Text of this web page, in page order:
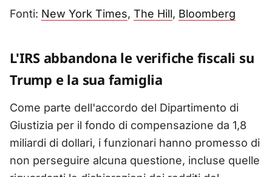
Fonti: New York Times, The Hill, Bloomberg
L'IRS abbandona le verifiche fiscali su
Trump e la sua famiglia
Come parte dell'accordo del Dipartimento di
Giustizia per il fondo di compensazione da 1,8
miliardi di dollari, i funzionari hanno promesso di
non perseguire alcuna questione, incluse quelle